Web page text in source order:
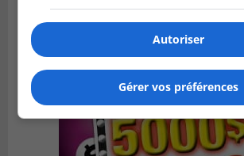
Autoriser
Gérer vos préférences